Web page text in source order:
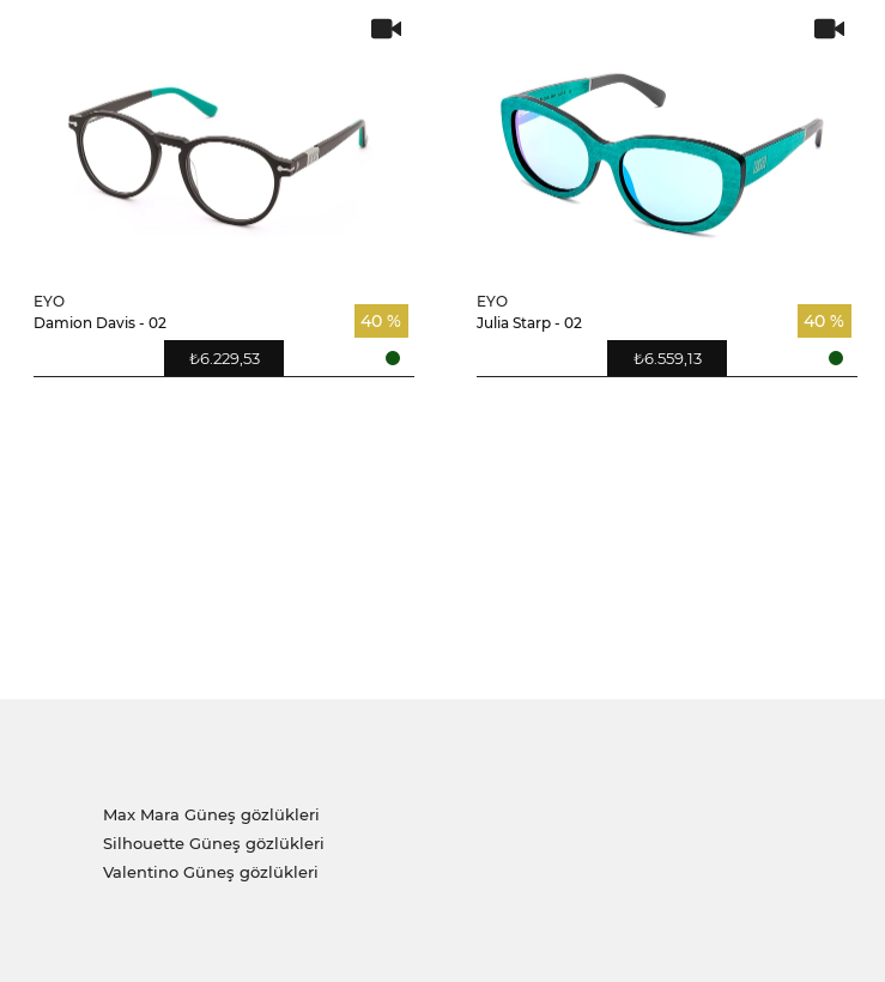
EYO
Damion Davis - 02
40 %
₺6.229,53
EYO
Julia Starp - 02
40 %
₺6.559,13
Max Mara Güneş gözlükleri
Silhouette Güneş gözlükleri
Valentino Güneş gözlükleri